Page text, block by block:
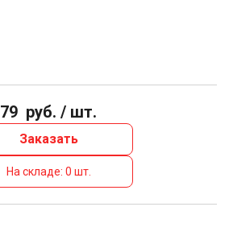
79 руб. / шт.
Заказать
На складе: 0 шт.